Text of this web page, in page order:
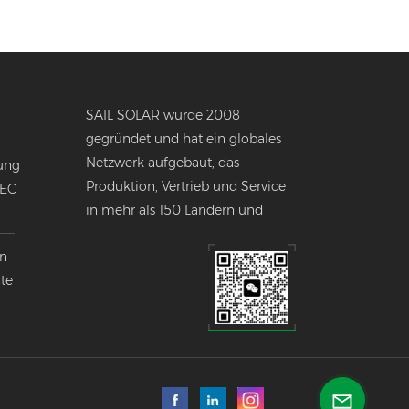
SAIL SOLAR wurde 2008
gegründet und hat ein globales
Netzwerk aufgebaut, das
Produktion, Vertrieb und Service
in mehr als 150 Ländern und